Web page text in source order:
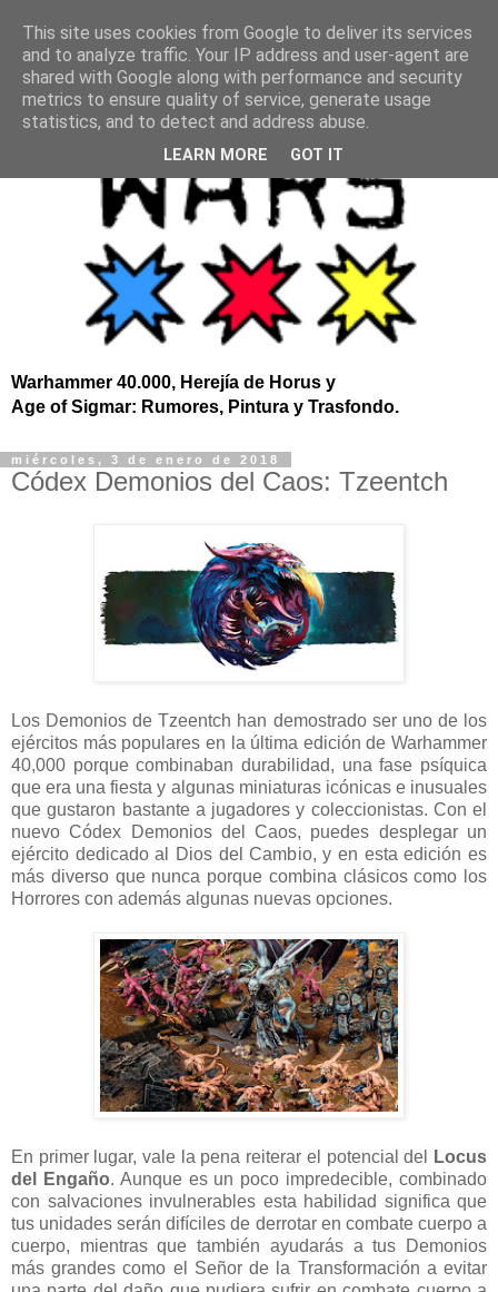
Warhammer 40.000, Herejía de Horus y
Age of Sigmar: Rumores, Pintura y Trasfondo.
miércoles, 3 de enero de 2018
Códex Demonios del Caos: Tzeentch
Los Demonios de Tzeentch han demostrado ser uno de los
ejércitos más populares en la última edición de Warhammer
40,000 porque combinaban durabilidad, una fase psíquica
que era una fiesta y algunas miniaturas icónicas e inusuales
que gustaron bastante a jugadores y coleccionistas. Con el
nuevo Códex Demonios del Caos, puedes desplegar un
ejército dedicado al Dios del Cambio, y en esta edición es
más diverso que nunca porque combina clásicos como los
Horrores con además algunas nuevas opciones.
En primer lugar, vale la pena reiterar el potencial del
Locus
del Engaño. Aunque es un poco impredecible, combinado
con salvaciones invulnerables esta habilidad significa que
tus unidades serán difíciles de derrotar en combate cuerpo a
cuerpo, mientras que también ayudarás a tus Demonios
más grandes como el Señor de la Transformación a evitar
This site uses cookies from Google to deliver its services
and to analyze traffic. Your IP address and user-agent are
shared with Google along with performance and security
metrics to ensure quality of service, generate usage
statistics, and to detect and address abuse.
LEARN MORE GOT IT